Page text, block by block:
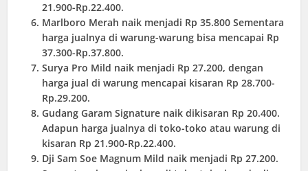
21.900-Rp.22.400.
Marlboro Merah naik menjadi Rp 35.800 Sementara
harga jualnya di warung-warung bisa mencapai Rp
37.300-Rp.37.800.
Surya Pro Mild naik menjadi Rp 27.200, dengan
harga jual di warung mencapai kisaran Rp 28.700-
Rp.29.200.
Gudang Garam Signature naik dikisaran Rp 20.400.
Adapun harga jualnya di toko-toko atau warung di
kisaran Rp 21.900-Rp.22.400.
Dji Sam Soe Magnum Mild naik menjadi Rp 27.200.